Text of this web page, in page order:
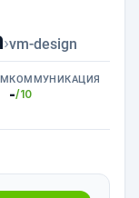
›vm-design
КОММУНИКАЦИЯ
-/10